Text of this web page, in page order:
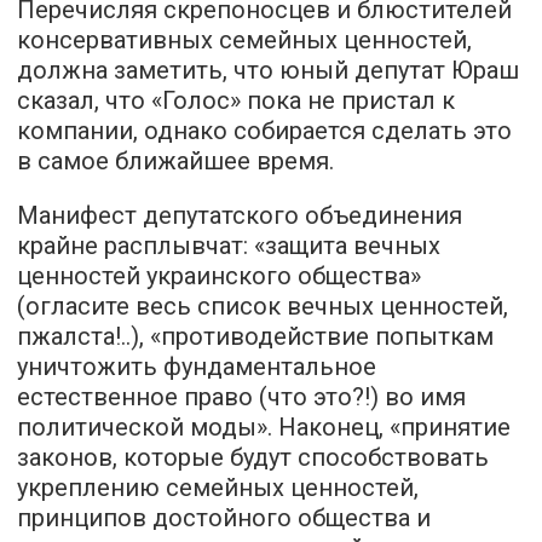
Перечисляя скрепоносцев и блюстителей
консервативных семейных ценностей,
должна заметить, что юный депутат Юраш
сказал, что «Голос» пока не пристал к
компании, однако собирается сделать это
в самое ближайшее время.
Манифест депутатского объединения
крайне расплывчат: «защита вечных
ценностей украинского общества»
(огласите весь список вечных ценностей,
пжалста!..), «противодействие попыткам
уничтожить фундаментальное
естественное право (что это?!) во имя
политической моды». Наконец, «принятие
законов, которые будут способствовать
укреплению семейных ценностей,
принципов достойного общества и